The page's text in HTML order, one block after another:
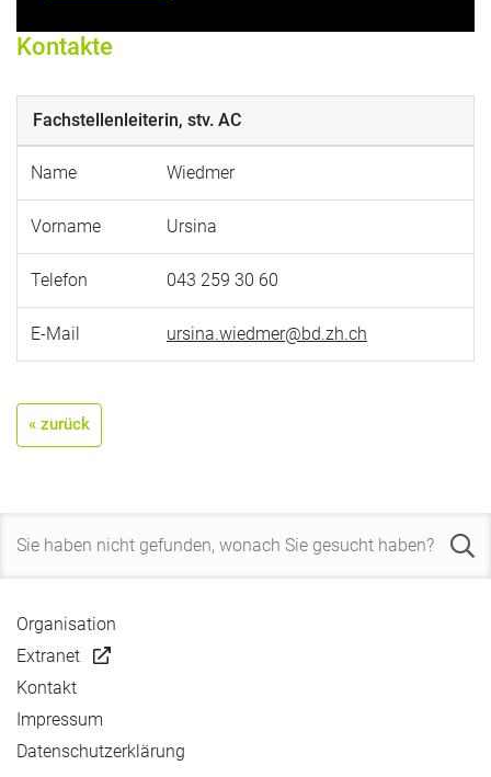
Kontakte
Fachstellenleiterin, stv. AC
Name Wiedmer
Vorname Ursina
Telefon 043 259 30 60
E-Mail ursina.wiedmer@bd.zh.ch
« zurück
Organisation
Extranet
Kontakt
Impressum
Datenschutzerklärung